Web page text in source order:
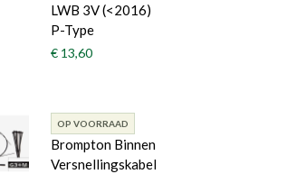
LWB 3V (<2016)
P-Type
€ 13,60
OP VOORRAAD
Brompton Binnen
Versnellingskabel